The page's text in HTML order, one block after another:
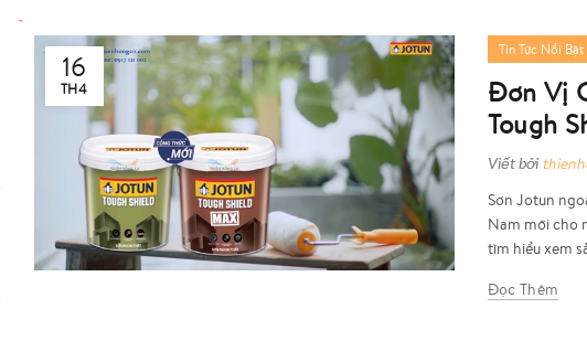
16
TH4
Tin Tức Nổi Bật
Đơn Vị
Tough
Viết bởi
Sơn Jotun
Nam mới cho
tìm hiểu xem
Đọc Thêm